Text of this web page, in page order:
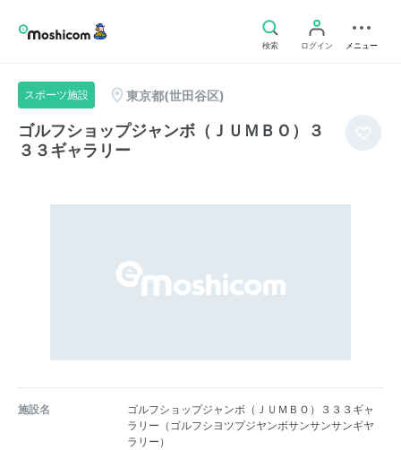
検索 ログイン メニュー
スポーツ施設 東京都(世田谷区)
ゴルフショップジャンボ（ＪＵＭＢＯ）３
３３ギャラリー
施設名
ゴルフショップジャンボ（ＪＵＭＢＯ）３３３ギャ
ラリー（ゴルフシヨツプジヤンボサンサンサンギヤ
ラリー）